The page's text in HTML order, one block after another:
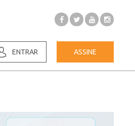
ENTRAR ASSINE